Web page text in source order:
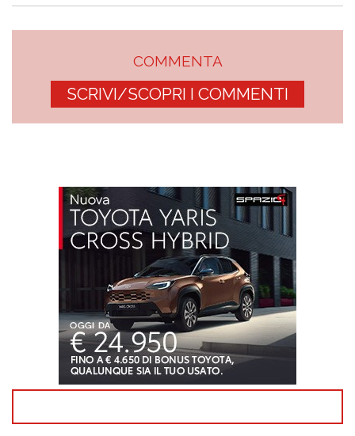
COMMENTA
SCRIVI/SCOPRI I COMMENTI